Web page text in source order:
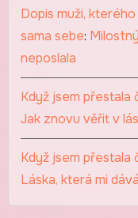
Dopis muži,
sama sebe:
neposlala
Když jsem přestala
Jak znovu věřit v
Když jsem přestala
Láska, která mi